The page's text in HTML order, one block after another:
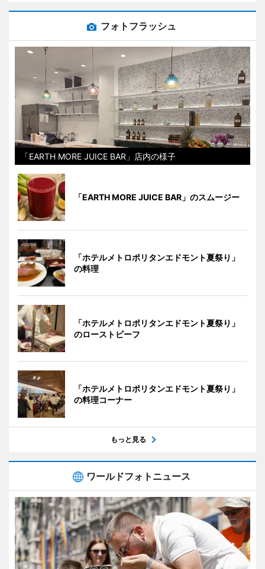
フォトフラッシュ
「EARTH MORE JUICE BAR」店内の様子
「EARTH MORE JUICE BAR」のスムージー
「ホテルメトロポリタンエドモント夏祭り」
の料理
「ホテルメトロポリタンエドモント夏祭り」
のローストビーフ
「ホテルメトロポリタンエドモント夏祭り」
の料理コーナー
もっと見る
ワールドフォトニュース